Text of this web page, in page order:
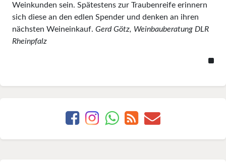
Weinkunden sein. Spätestens zur Traubenreife erinnern
sich diese an den edlen Spender und denken an ihren
nächsten Weineinkauf. Gerd Götz, Weinbauberatung DLR
Rheinpfalz